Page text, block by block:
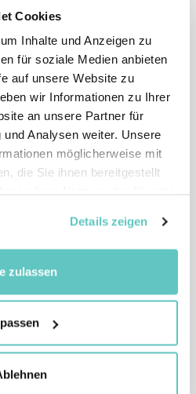
Cookies
Inhalte und Anzeigen zu
für soziale Medien anbieten
auf unsere Website zu
wir Informationen zu Ihrer
an unsere Partner für
Analysen weiter. Unsere
möglicherweise mit
die Sie ihnen bereitgestellt
Details zeigen
zulassen